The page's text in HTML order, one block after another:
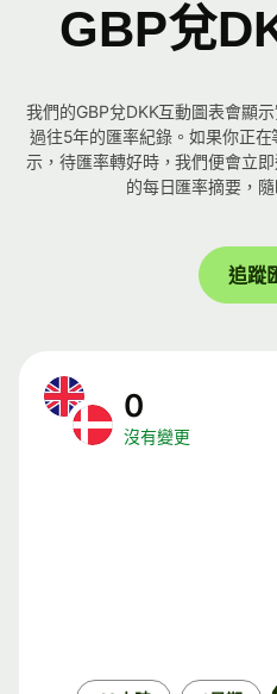
GBP兌
我們的GBP兌DKK互動圖表會顯
過往5年的匯率紀錄。如果你正
示，待匯率轉好時，我們便會立
的每日匯率摘要，
追蹤
0
沒有變更